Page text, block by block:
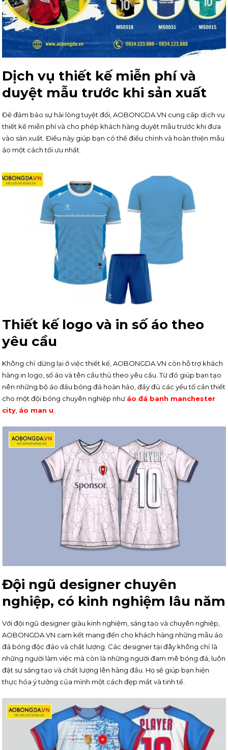
Dịch vụ thiết kế miễn phí và
duyệt mẫu trước khi sản xuất
Để đảm bảo sự hài lòng tuyệt đối, AOBONGDA.VN cung cấp dịch vụ
thiết kế miễn phí và cho phép khách hàng duyệt mẫu trước khi đưa
vào sản xuất. Điều này giúp bạn có thể điều chỉnh và hoàn thiện mẫu
áo một cách tối ưu nhất.
Thiết kế logo và in số áo theo
yêu cầu
Không chỉ dừng lại ở việc thiết kế, AOBONGDA.VN còn hỗ trợ khách
hàng in logo, số áo và tên cầu thủ theo yêu cầu. Từ đó giúp bạn tạo
nên những bộ áo đấu bóng đá hoàn hảo, đầy đủ các yếu tố cần thiết
cho một đội bóng chuyên nghiệp như áo đá banh manchester
city áo man u
Đội ngũ designer chuyên
nghiệp, có kinh nghiệm lâu năm
Với đội ngũ designer giàu kinh nghiệm, sáng tạo và chuyên nghiệp,
AOBONGDA.VN cam kết mang đến cho khách hàng những mẫu áo
đá bóng độc đáo và chất lượng. Các designer tại đây không chỉ là
những người làm việc mà còn là những người đam mê bóng đá, luôn
đặt sự sáng tạo và chất lượng lên hàng đầu. Họ sẽ giúp bạn hiện
thực hóa ý tưởng của mình một cách đẹp mắt và tinh tế.